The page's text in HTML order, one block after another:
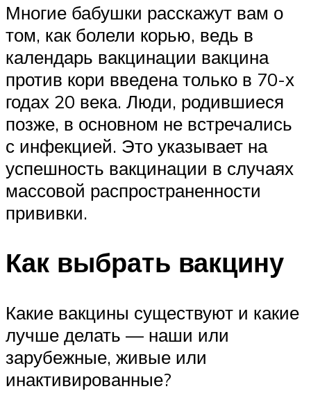
Многие бабушки расскажут вам о
том, как болели корью, ведь в
календарь вакцинации вакцина
против кори введена только в 70-х
годах 20 века. Люди, родившиеся
позже, в основном не встречались
с инфекцией. Это указывает на
успешность вакцинации в случаях
массовой распространенности
прививки.
Как выбрать вакцину
Какие вакцины существуют и какие
лучше делать — наши или
зарубежные, живые или
инактивированные?